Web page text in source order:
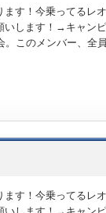
す！今乗ってるレ
します！→キャン
このメンバー、
す！今乗ってるレ